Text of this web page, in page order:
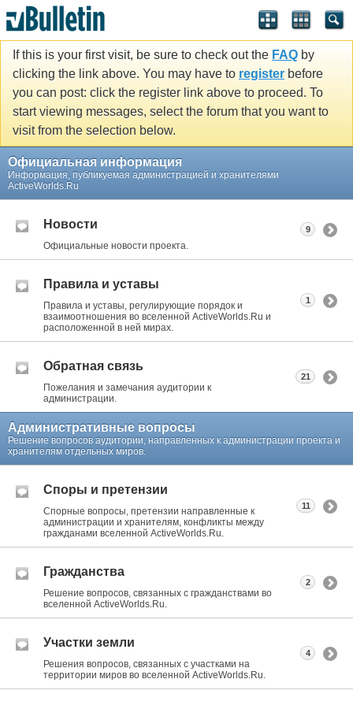
If this is your first visit, be sure to check out the FAQ by
clicking the link above. You may have to register before
you can post: click the register link above to proceed. To
start viewing messages, select the forum that you want to
visit from the selection below.
Официальная информация
Информация, публикуемая администрацией и хранителями
ActiveWorlds.Ru
Новости
Официальные новости проекта.
9
Правила и уставы
Правила и уставы, регулирующие порядок и
взаимоотношения во вселенной ActiveWorlds.Ru и
расположенной в ней мирах.
1
Обратная связь
Пожелания и замечания аудитории к
администрации.
21
Административные вопросы
Решение вопросов аудитории, направленных к администрации проекта и
хранителям отдельных миров.
Споры и претензии
Спорные вопросы, претензии направленные к
администрации и хранителям, конфликты между
гражданами вселенной ActiveWorlds.Ru.
11
Гражданства
Решение вопросов, связанных с гражданствами во
вселенной ActiveWorlds.Ru.
2
Участки земли
Решения вопросов, связанных с участками на
территории миров во вселенной ActiveWorlds.Ru.
4